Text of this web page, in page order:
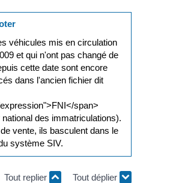
véhicules mis en circulation
et qui n'ont pas changé de
cette date sont encore
dans l'ancien fichier dit
span>
national des immatriculations).
vente, ils basculent dans le
système SIV.
Tout replier Tout déplier